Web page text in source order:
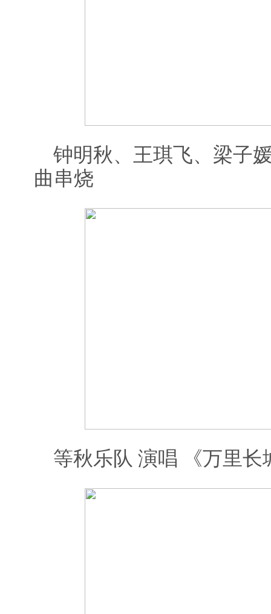
钟明秋、王琪飞、梁子
曲串烧
等秋乐队 演唱 《万里长